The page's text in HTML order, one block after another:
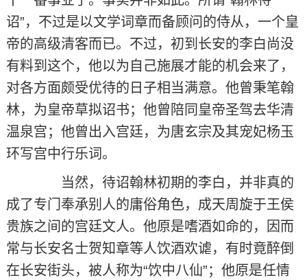
诏”，不过是以文学词章而备顾问的侍从，一个皇
帝的高级清客而已。不过，初到长安的李白尚没
有料到这个，他以为自己施展才能的机会来了，
对各方面颇受优待的日子相当满意。他曾秉笔翰
林，为皇帝草拟诏书；他曾陪同皇帝圣驾去华清
温泉宫；他曾出入宫廷，为唐玄宗及其宠妃杨玉
环写宫中行乐词。
当然，待诏翰林初期的李白，并非真的
成了专门奉承别人的庸俗角色，成天周旋于王侯
贵族之间的宫廷文人。他原是嗜酒如命的，因而
常与长安名士贺知章等人饮酒欢谑，有时竟醉倒
在长安街头，被人称为“饮中八仙”；他原是任情